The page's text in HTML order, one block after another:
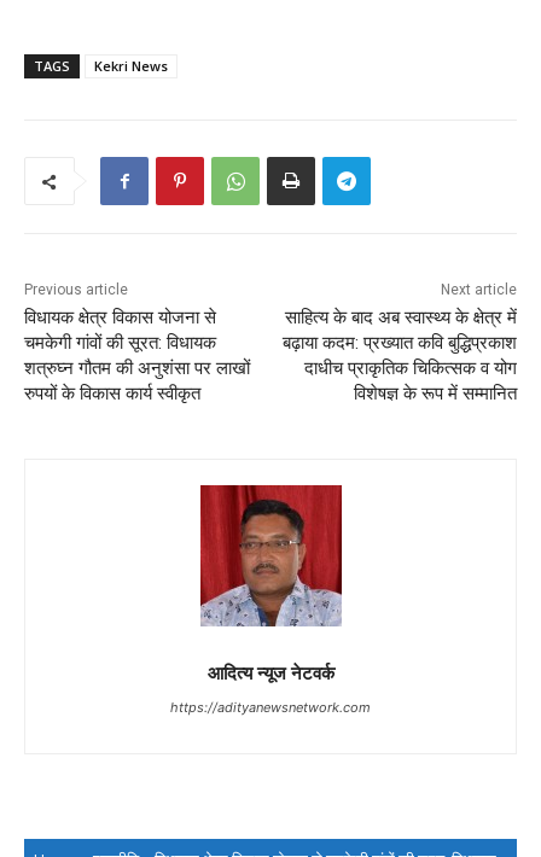
TAGS Kekri News
Previous article
विधायक क्षेत्र विकास योजना से
चमकेगी गांवों की सूरत: विधायक
शत्रुघ्न गौतम की अनुशंसा पर लाखों
रुपयों के विकास कार्य स्वीकृत
Next article
साहित्य के बाद अब स्वास्थ्य के क्षेत्र में
बढ़ाया कदम: प्रख्यात कवि बुद्धिप्रकाश
दाधीच प्राकृतिक चिकित्सक व योग
विशेषज्ञ के रूप में सम्मानित
आदित्य न्यूज नेटवर्क
https://adityanewsnetwork.com